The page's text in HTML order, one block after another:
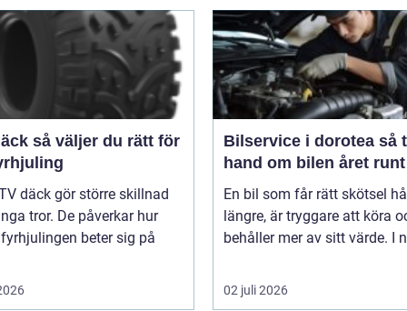
du rätt för
däck gör större skillnad
tror. De påverkar hur
beter sig på
Bilservice i dorotea så tar du
hand om bilen året runt
En bil som får rätt skötsel
längre, är tryggare att köra
behåller mer av sitt värde. I
02 juli 2026